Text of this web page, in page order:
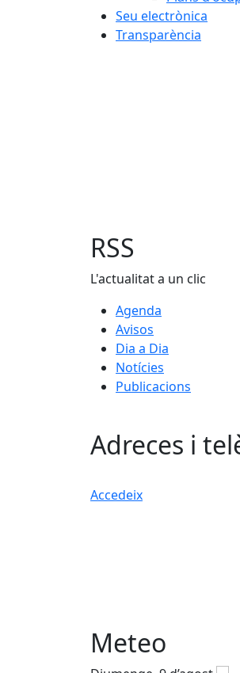
Seu electrònica
Transparència
RSS
L'actualitat a un clic
Agenda
Avisos
Dia a Dia
Notícies
Publicacions
Adreces i
Accedeix
Meteo